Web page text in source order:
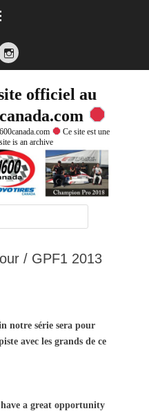
Instagram
officiel au
Ce site est une
is an archive
/ GPF1 2013
notre série sera pour
avec les grands de ce
a great opportunity